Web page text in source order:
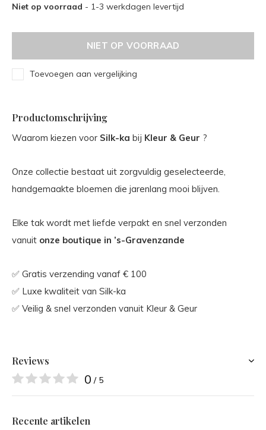
Niet op voorraad - 1-3 werkdagen levertijd
NIET OP VOORRAAD
Toevoegen aan vergelijking
Productomschrijving
Waarom kiezen voor Silk-ka bij Kleur & Geur ?
Onze collectie bestaat uit zorgvuldig geselecteerde,
handgemaakte bloemen die jarenlang mooi blijven.
Elke tak wordt met liefde verpakt en snel verzonden
vanuit onze boutique in ’s-Gravenzande
✅ Gratis verzending vanaf € 100
✅ Luxe kwaliteit van Silk-ka
✅ Veilig & snel verzonden vanuit Kleur & Geur
Reviews
0 / 5
Recente artikelen